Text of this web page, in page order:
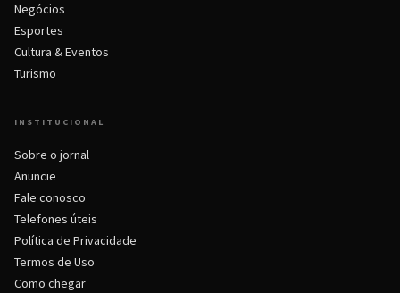
Negócios
Esportes
Cultura & Eventos
Turismo
INSTITUCIONAL
Sobre o jornal
Anuncie
Fale conosco
Telefones úteis
Política de Privacidade
Termos de Uso
Como chegar